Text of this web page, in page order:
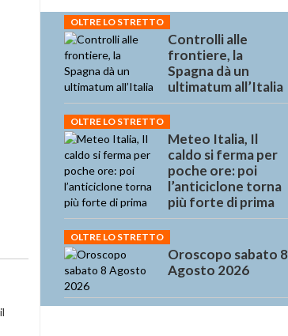
OLTRE LO STRETTO
Controlli alle
frontiere, la
Spagna dà un
ultimatum all’Italia
OLTRE LO STRETTO
Meteo Italia, Il
caldo si ferma per
poche ore: poi
l’anticiclone torna
più forte di prima
OLTRE LO STRETTO
Oroscopo sabato 8
Agosto 2026